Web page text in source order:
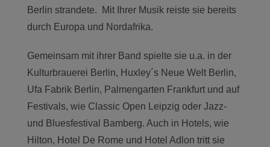
Berlin strandete.
Mit Ihrer Musik reiste sie bereits
durch Europa und Nordafrika.
Gemeinsam mit ihrer Band spielte sie u.a. in der
Kulturbrauerei Berlin, Huxley´s Neue Welt Berlin,
Ufa Fabrik Berlin, Palmengarten Frankfurt und auf
Festivals, wie Classic Open Leipzig oder Jazz-
und Bluesfestival Bamberg. Auch in Hotels, wie
Hilton, Hotel De Rome und Hotel Adlon tritt sie